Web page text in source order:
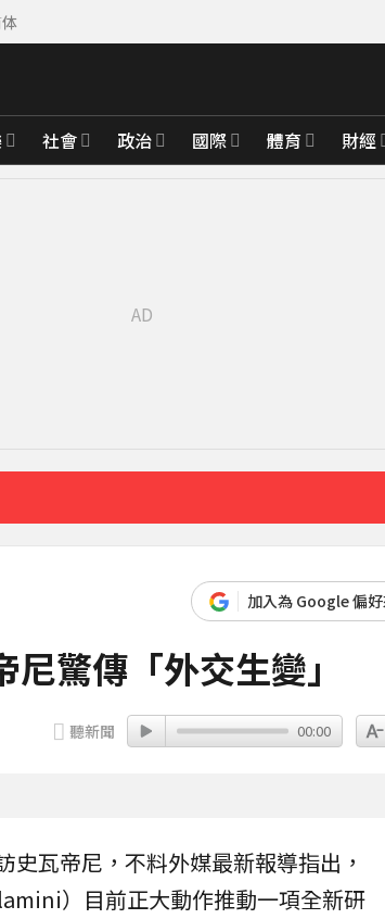
社會 政治 國際 體育 財經
鐘前
加入為 Google 偏
驚傳「外交生變」
聽新聞 00:00
史瓦帝尼 ，不料外媒最新報導指出，
）目前正大動作推動一項全新研